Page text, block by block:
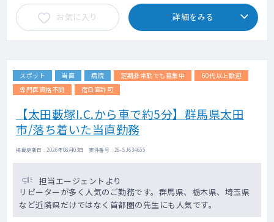
お気に入り 詳細をみる
スポット 当直 病院 定期非常勤でも募集中
60代以上歓迎
専門医資格不問
宿日直許可
【太田藪塚I.C.から車で約5分】群馬県太田
市/落ち着いた当直勤務
掲載更新日 : 2026年08月03日 案件番号 : 26-SJ634655
担当エージェントより
リピーターが多く人気のご勤務です。群馬県、栃木県、埼玉県
など近隣県だけではなく首都圏の先生にも人気です。